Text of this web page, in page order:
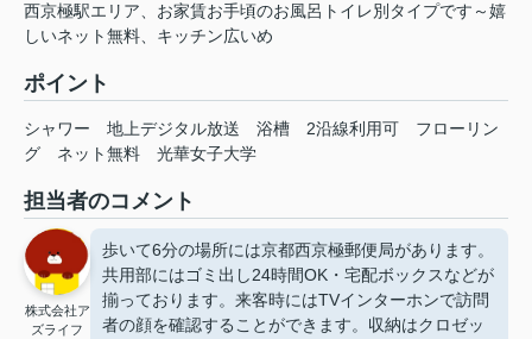
西京極駅エリア、お家賃お手頃のお風呂トイレ別タイプです～嬉
しいネット無料、キッチン広いめ
ポイント
シャワー 地上デジタル放送 浴槽 2沿線利用可
フローリン
グ
ネット無料 光華女子大学
担当者のコメント
株式会社ア
ズライフ
歩いて6分の場所には京都西京極郵便局があります。
共用部にはゴミ出し24時間OK・宅配ボックスなどが
揃っております。来客時にはTVインターホンで訪問
者の顔を確認することができます。収納はクロゼッ